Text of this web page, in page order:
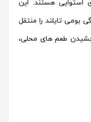
استوایی هستند. این
بومی تایلند را منتقل
طعم های محلی،